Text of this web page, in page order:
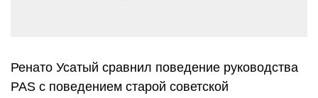
Ренато Усатый сравнил поведение руководства
PAS с поведением старой советской